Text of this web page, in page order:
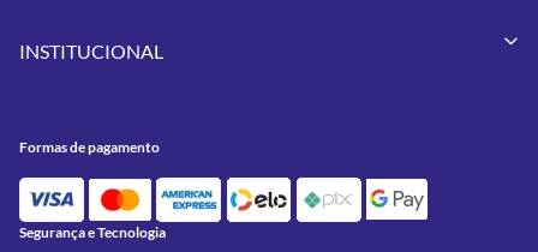
Pneus
GIVI
Feminino
Formas de Pagamento
Política de Frete Grátis
Política de Privacidade
INSTITUCIONAL
Onde Estamos
Contato
Blog
Formas de pagamento
Segurança e Tecnologia